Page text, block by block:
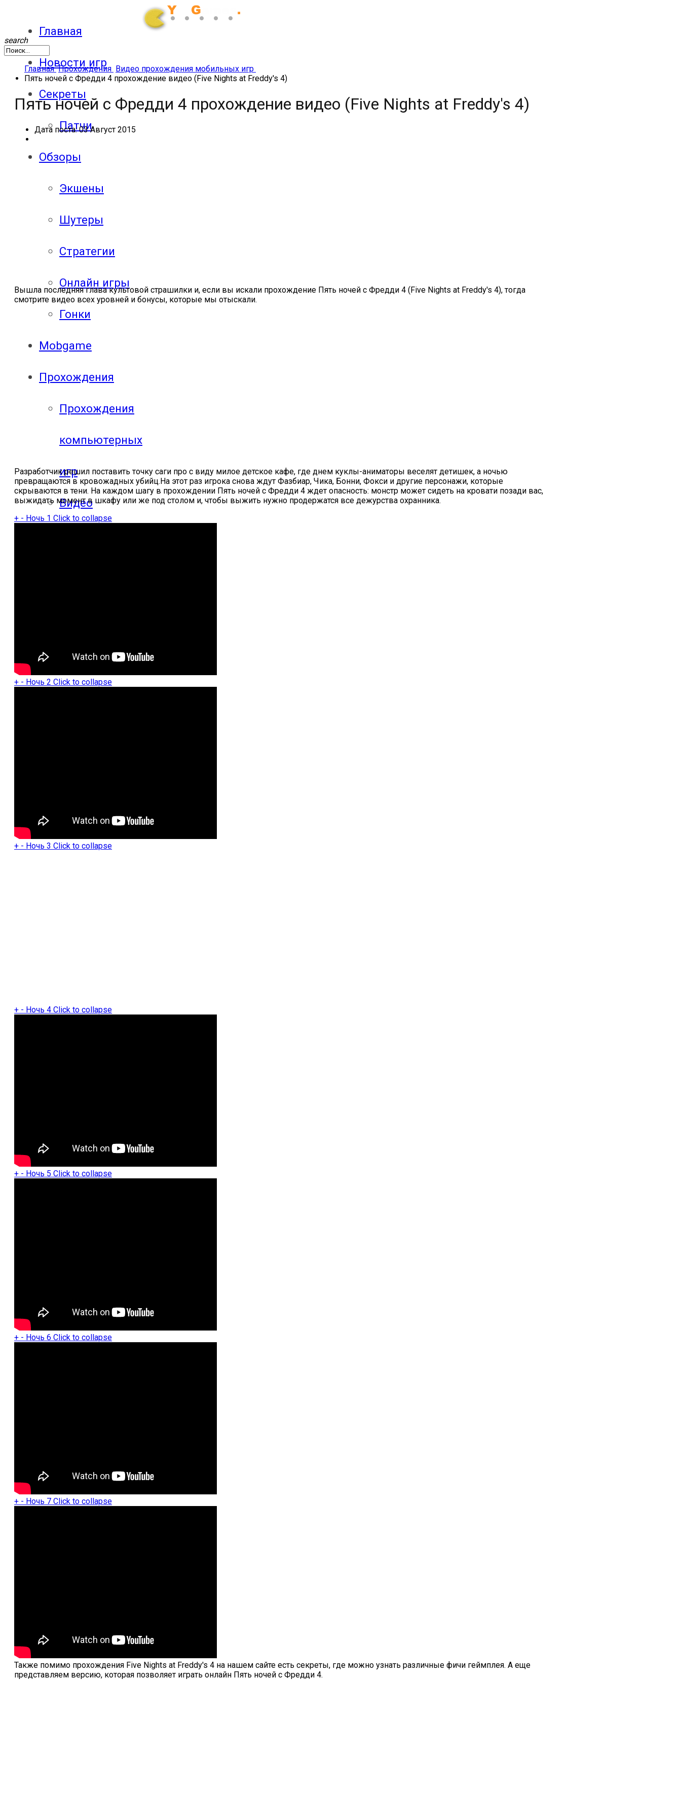
Главная
Новости игр
Секреты
Патчи
Обзоры
Экшены
Шутеры
Стратегии
Онлайн игры
Гонки
Mobgame
Прохождения
Прохождения
компьютерных
игр
Видео
ответы
search
Главная Прохождения Видео прохождения мобильных игр
Пять ночей с Фредди 4 прохождение видео (Five Nights at Freddy's 4)
Пять ночей с Фредди 4 прохождение видео (Five Nights at Freddy's 4)
Дата поста:03 Август 2015
Вышла последняя глава культовой страшилки и, если вы искали прохождение Пять ночей с Фредди 4 (Five Nights at Freddy's 4), тогда
смотрите видео всех уровней и бонусы, которые мы отыскали.
Разработчик решил поставить точку саги про с виду милое детское кафе, где днем куклы-аниматоры веселят детишек, а ночью
превращаются в кровожадных убийц.На этот раз игрока снова ждут Фазбиар, Чика, Бонни, Фокси и другие персонажи, которые
скрываются в тени. На каждом шагу в прохождении Пять ночей с Фредди 4 ждет опасность: монстр может сидеть на кровати позади вас,
выжидать момент в шкафу или же под столом и, чтобы выжить нужно продержатся все дежурства охранника.
+ - Ночь 1 Click to collapse
+ - Ночь 2 Click to collapse
+ - Ночь 3 Click to collapse
+ - Ночь 4 Click to collapse
+ - Ночь 5 Click to collapse
+ - Ночь 6 Click to collapse
+ - Ночь 7 Click to collapse
Также помимо прохождения Five Nights at Freddy's 4 на нашем сайте есть секреты, где можно узнать различные фичи геймплея. А еще
представляем версию, которая позволяет играть онлайн Пять ночей с Фредди 4.